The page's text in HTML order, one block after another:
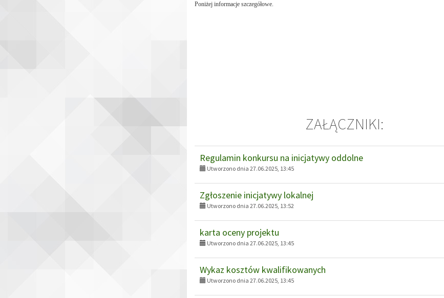
Poniżej informacje szczegółowe.
ZAŁĄCZNIKI:
Regulamin konkursu na inicjatywy oddolne
Utworzono dnia 27.06.2025, 13:45
Zgłoszenie inicjatywy lokalnej
Utworzono dnia 27.06.2025, 13:52
karta oceny projektu
Utworzono dnia 27.06.2025, 13:45
Wykaz kosztów kwalifikowanych
Utworzono dnia 27.06.2025, 13:45